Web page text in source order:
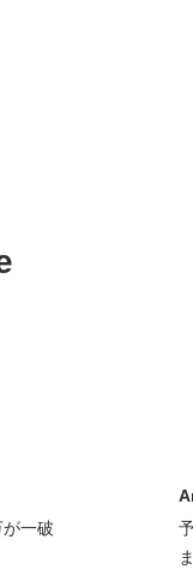
一破